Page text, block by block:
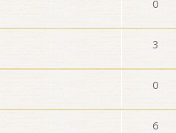
0
3
0
6